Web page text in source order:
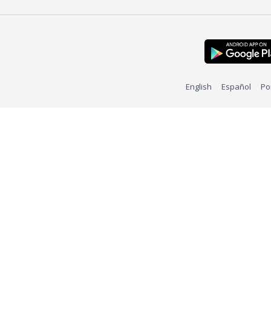
English Español